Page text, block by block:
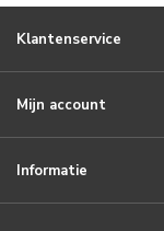
Klantenservice
Mijn account
Informatie